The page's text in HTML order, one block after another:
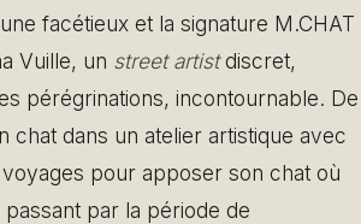
facétieux et la signature M.CHAT
Vuille, un street artistdiscret,
pérégrinations, incontournable. De
chat dans un atelier artistique avec
pour apposer son chat où
par la période de